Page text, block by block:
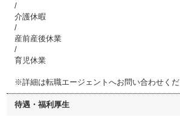
/
介護休暇
/
産前産後休業
/
育児休業
※詳細は転職エージェントへお問い合わせくだ
待遇・福利厚生